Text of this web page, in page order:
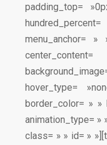
padding_top=
menu_anchor=
hover_type=
border_color= » »
animation_type= »
class= » » id= »